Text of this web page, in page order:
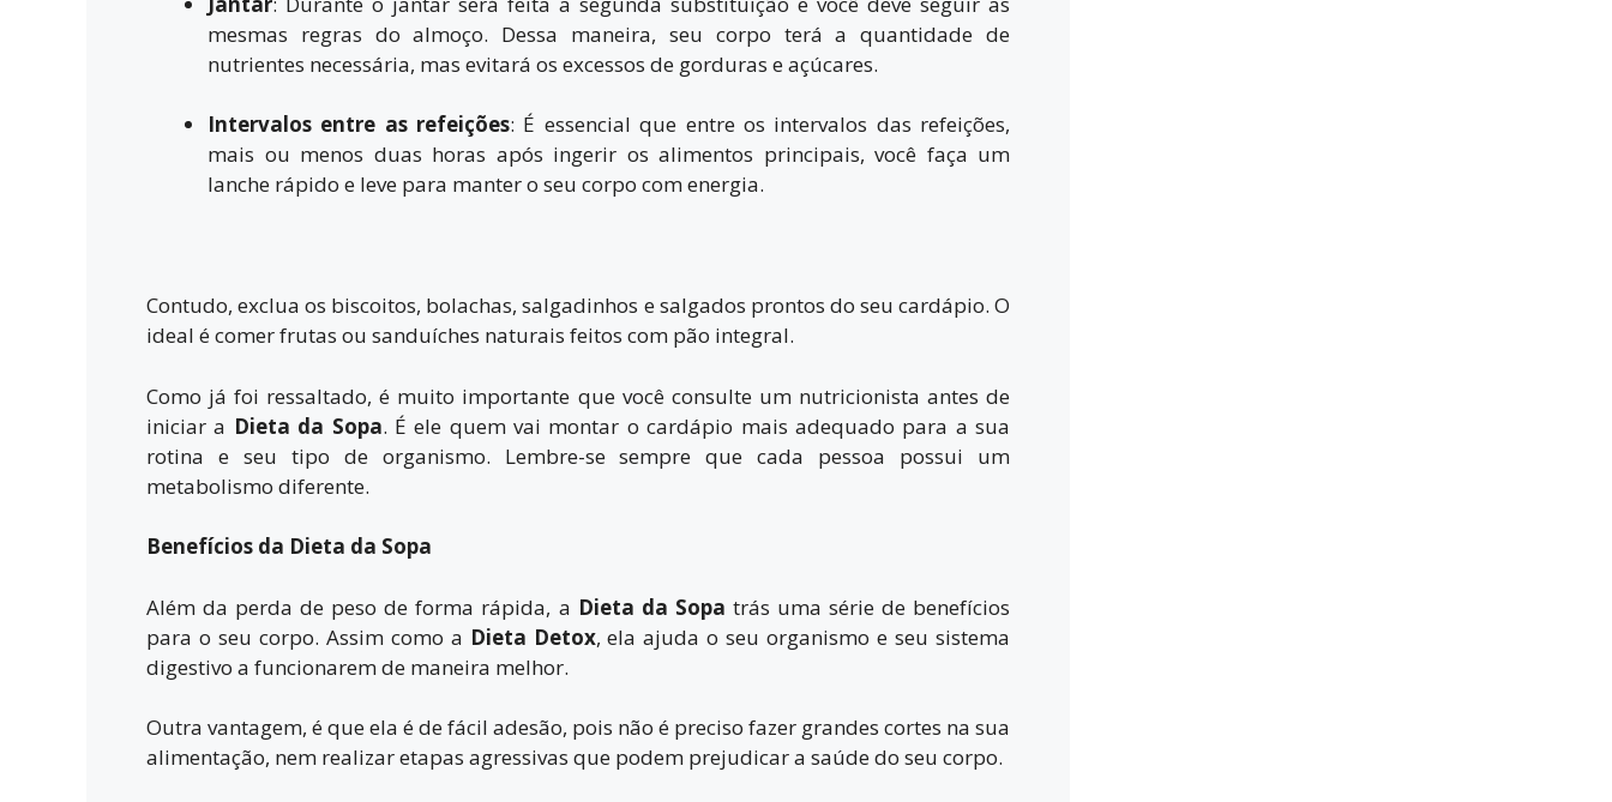
mesmas regras do almoço. Dessa maneira, seu corpo terá a quantidade de
nutrientes necessária, mas evitará os excessos de gorduras e açúcares.
Intervalos entre as refeições: É essencial que entre os intervalos das refeições,
mais ou menos duas horas após ingerir os alimentos principais, você faça um
lanche rápido e leve para manter o seu corpo com energia.
Contudo, exclua os biscoitos, bolachas, salgadinhos e salgados prontos do seu cardápio. O
ideal é comer frutas ou sanduíches naturais feitos com pão integral.
Como já foi ressaltado, é muito importante que você consulte um nutricionista antes de
iniciar a Dieta da Sopa. É ele quem vai montar o cardápio mais adequado para a sua
rotina e seu tipo de organismo. Lembre-se sempre que cada pessoa possui um
metabolismo diferente.
Benefícios da Dieta da Sopa
Além da perda de peso de forma rápida, a Dieta da Sopa trás uma série de benefícios
para o seu corpo. Assim como a Dieta Detox, ela ajuda o seu organismo e seu sistema
digestivo a funcionarem de maneira melhor.
Outra vantagem, é que ela é de fácil adesão, pois não é preciso fazer grandes cortes na sua
alimentação, nem realizar etapas agressivas que podem prejudicar a saúde do seu corpo.